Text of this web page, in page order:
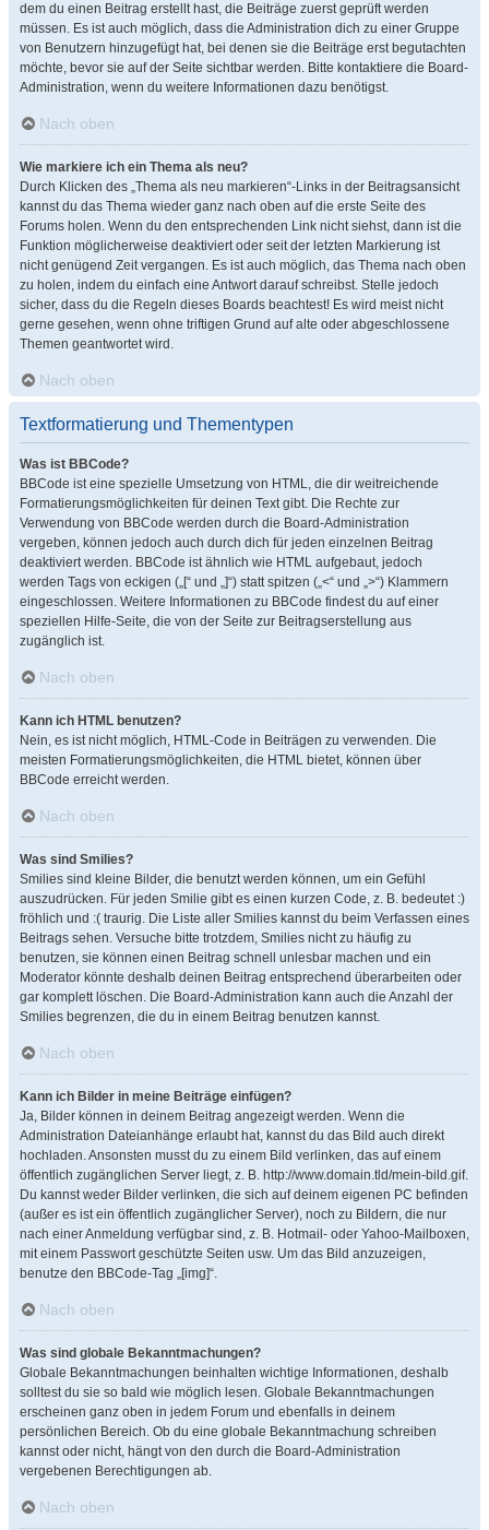
dem du einen Beitrag erstellt hast, die Beiträge zuerst geprüft werden
müssen. Es ist auch möglich, dass die Administration dich zu einer Gruppe
von Benutzern hinzugefügt hat, bei denen sie die Beiträge erst begutachten
möchte, bevor sie auf der Seite sichtbar werden. Bitte kontaktiere die Board-
Administration, wenn du weitere Informationen dazu benötigst.
Nach oben
Wie markiere ich ein Thema als neu?
Durch Klicken des „Thema als neu markieren“-Links in der Beitragsansicht
kannst du das Thema wieder ganz nach oben auf die erste Seite des
Forums holen. Wenn du den entsprechenden Link nicht siehst, dann ist die
Funktion möglicherweise deaktiviert oder seit der letzten Markierung ist
nicht genügend Zeit vergangen. Es ist auch möglich, das Thema nach oben
zu holen, indem du einfach eine Antwort darauf schreibst. Stelle jedoch
sicher, dass du die Regeln dieses Boards beachtest! Es wird meist nicht
gerne gesehen, wenn ohne triftigen Grund auf alte oder abgeschlossene
Themen geantwortet wird.
Nach oben
Textformatierung und Thementypen
Was ist BBCode?
BBCode ist eine spezielle Umsetzung von HTML, die dir weitreichende
Formatierungsmöglichkeiten für deinen Text gibt. Die Rechte zur
Verwendung von BBCode werden durch die Board-Administration
vergeben, können jedoch auch durch dich für jeden einzelnen Beitrag
deaktiviert werden. BBCode ist ähnlich wie HTML aufgebaut, jedoch
werden Tags von eckigen („[“ und „]“) statt spitzen („<“ und „>“) Klammern
eingeschlossen. Weitere Informationen zu BBCode findest du auf einer
speziellen Hilfe-Seite, die von der Seite zur Beitragserstellung aus
zugänglich ist.
Nach oben
Kann ich HTML benutzen?
Nein, es ist nicht möglich, HTML-Code in Beiträgen zu verwenden. Die
meisten Formatierungsmöglichkeiten, die HTML bietet, können über
BBCode erreicht werden.
Nach oben
Was sind Smilies?
Smilies sind kleine Bilder, die benutzt werden können, um ein Gefühl
auszudrücken. Für jeden Smilie gibt es einen kurzen Code, z. B. bedeutet :)
fröhlich und :( traurig. Die Liste aller Smilies kannst du beim Verfassen eines
Beitrags sehen. Versuche bitte trotzdem, Smilies nicht zu häufig zu
benutzen, sie können einen Beitrag schnell unlesbar machen und ein
Moderator könnte deshalb deinen Beitrag entsprechend überarbeiten oder
gar komplett löschen. Die Board-Administration kann auch die Anzahl der
Smilies begrenzen, die du in einem Beitrag benutzen kannst.
Nach oben
Kann ich Bilder in meine Beiträge einfügen?
Ja, Bilder können in deinem Beitrag angezeigt werden. Wenn die
Administration Dateianhänge erlaubt hat, kannst du das Bild auch direkt
hochladen. Ansonsten musst du zu einem Bild verlinken, das auf einem
öffentlich zugänglichen Server liegt, z. B. http://www.domain.tld/mein-bild.gif.
Du kannst weder Bilder verlinken, die sich auf deinem eigenen PC befinden
(außer es ist ein öffentlich zugänglicher Server), noch zu Bildern, die nur
nach einer Anmeldung verfügbar sind, z. B. Hotmail- oder Yahoo-Mailboxen,
mit einem Passwort geschützte Seiten usw. Um das Bild anzuzeigen,
benutze den BBCode-Tag „[img]“.
Nach oben
Was sind globale Bekanntmachungen?
Globale Bekanntmachungen beinhalten wichtige Informationen, deshalb
solltest du sie so bald wie möglich lesen. Globale Bekanntmachungen
erscheinen ganz oben in jedem Forum und ebenfalls in deinem
persönlichen Bereich. Ob du eine globale Bekanntmachung schreiben
kannst oder nicht, hängt von den durch die Board-Administration
vergebenen Berechtigungen ab.
Nach oben